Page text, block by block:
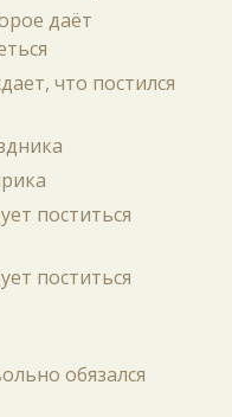
даёт
что постился
поститься
поститься
обязался